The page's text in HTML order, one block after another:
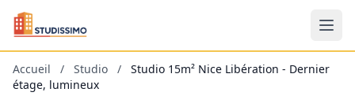
Accueil / Studio /
Studio 15m² Nice Libération - Dernier
étage, lumineux